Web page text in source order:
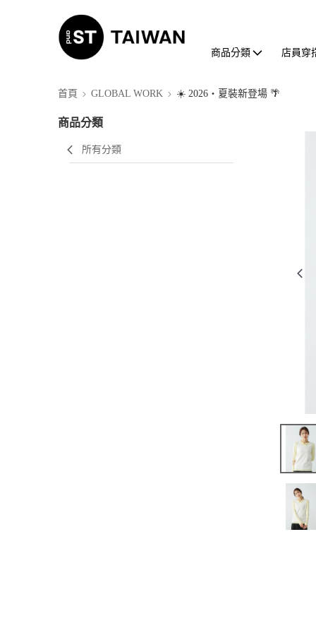
商品分類 店員穿
首頁 GLOBAL WORK ☀️ 2026・夏裝新登場 🌴
商品分類
所有分類